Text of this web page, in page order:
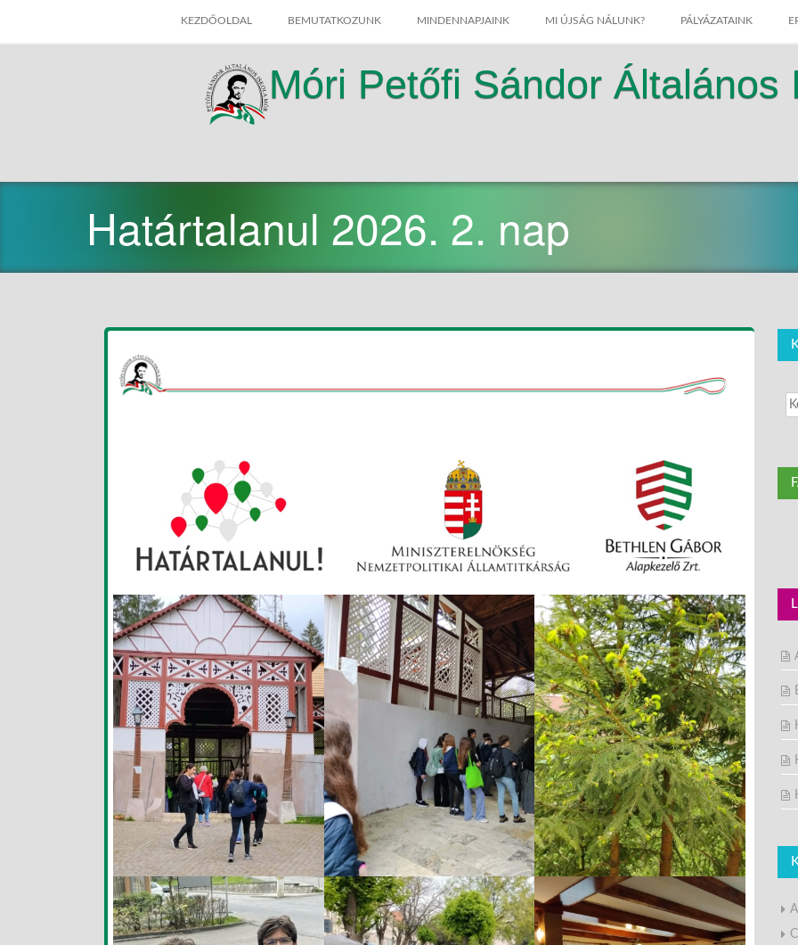
SKIP
KEZDŐOLDAL BEMUTATKOZUNK MINDENNAPJAINK MI ÚJSÁG NÁLUNK? PÁLYÁZATAINK
Móri Petőfi Sándor Általános
Határtalanul 2026. 2. nap